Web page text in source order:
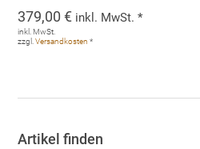
379,00€ inkl. MwSt. *
inkl. MwSt.
zzgl.Versandkosten *
Artikel finden